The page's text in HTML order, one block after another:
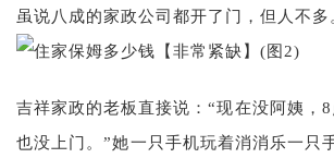
虽说八成的家政公司都开了门，但人不多
吉祥家政的老板直接说：“现在没阿姨，
也没上门。”她一只手机玩着消消乐一只